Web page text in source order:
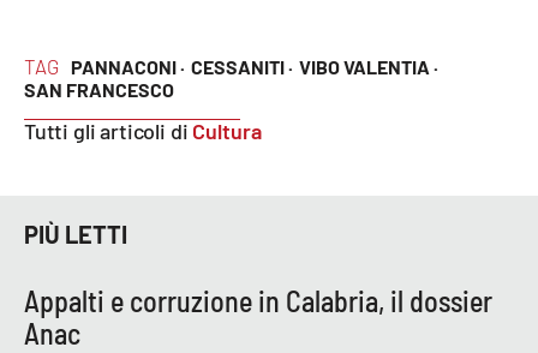
Buona Sanità Calabria
Food
TAG PANNACONI · CESSANITI · VIBO VALENTIA ·
SAN FRANCESCO
Tutti gli articoli di Cultura
PIÙ LETTI
Appalti e corruzione in Calabria, il dossier
Anac